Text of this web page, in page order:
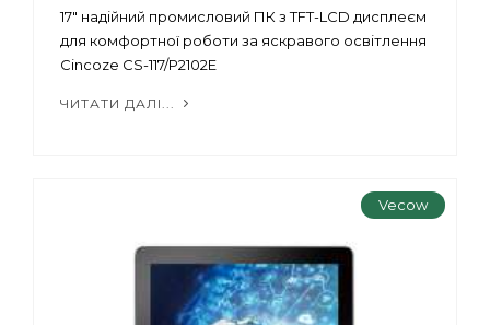
17" надійний промисловий ПК з TFT-LCD дисплеєм
для комфортної роботи за яскравого освітлення
Cincoze CS-117/P2102E
ЧИТАТИ ДАЛІ...
Vecow